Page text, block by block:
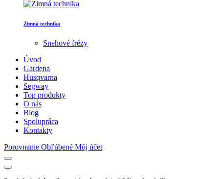
Zimná technika
Snehové frézy
Úvod
Gardena
Husqvarna
Segway
Top produkty
O nás
Blog
Spolupráca
Kontakty
Porovnanie Obľúbené Môj účet